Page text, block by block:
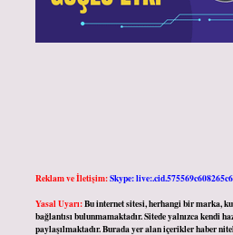
Reklam ve İletişim:Skype:
Yasal Uyarı:Bu internet sitesi, herhangi bir marka,
bağlantısı bulunmamaktadır. Sitede yalnızca kendi
paylaşılmaktadır. Burada yer alan içerikler haber